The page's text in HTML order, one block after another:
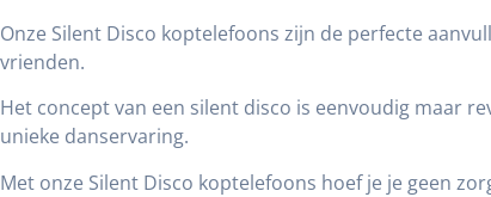
Onze Silent Disco koptelefoons zijn de perfecte
vrienden.
Het concept van een silent disco is eenvoudig maar
unieke danservaring.
Met onze Silent Disco koptelefoons hoef je je geen